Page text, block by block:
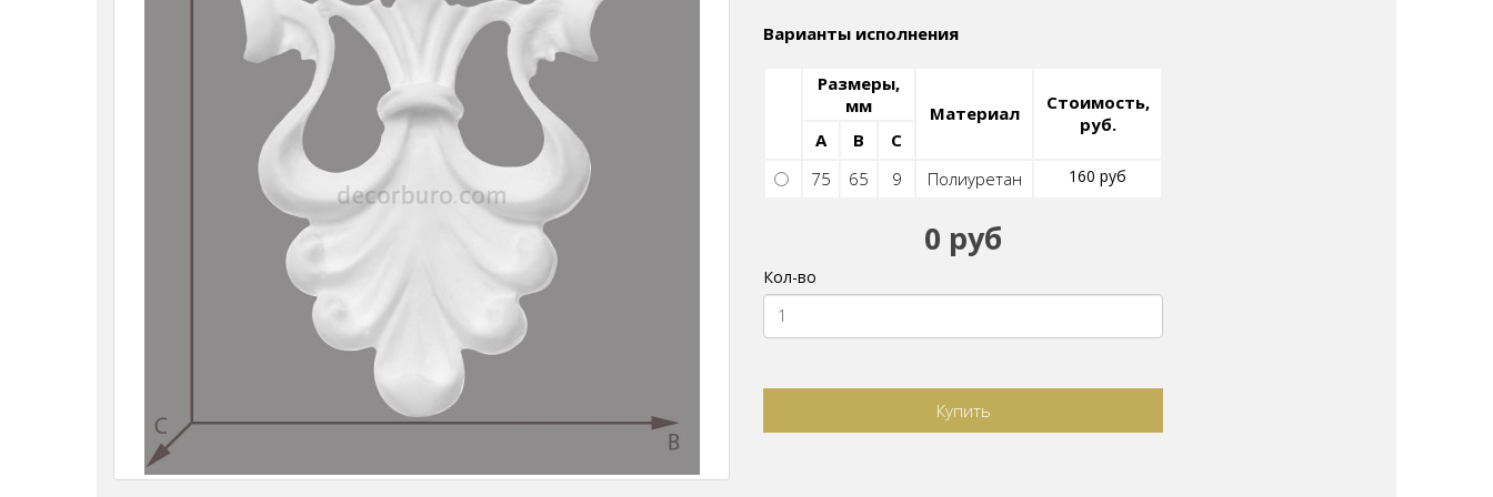
Варианты исполнения
Размеры,
мм
Материал
Стоимость,
руб.
A B
C
75
65 9 Полиуретан 160 руб
0 руб
Кол-во
Купить